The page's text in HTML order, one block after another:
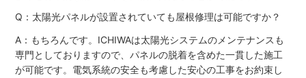
Q：太陽光パネルが設置されていても屋根修理は可能ですか？
A：もちろんです。ICHIWAは太陽光システムのメンテナンスも
専門としておりますので、パネルの脱着を含めた一貫した施工
が可能です。電気系統の安全も考慮した安心の工事をお約束し